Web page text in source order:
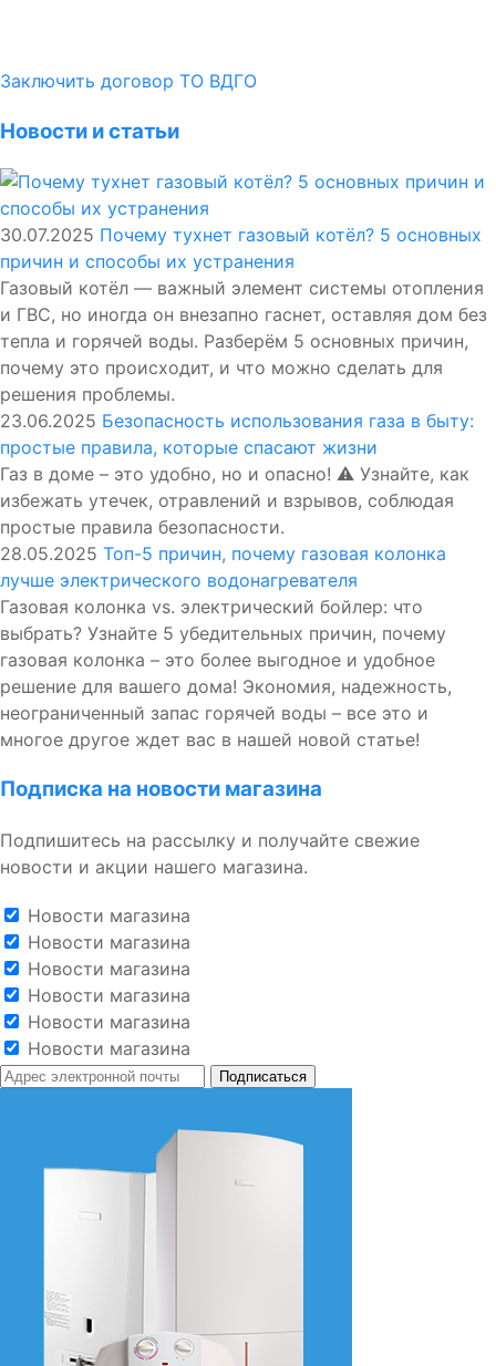
Заключить договор ТО ВДГО
Новости и статьи
30.07.2025 Почему тухнет газовый котёл? 5 основных
причин и способы их устранения
Газовый котёл — важный элемент системы отопления
и ГВС, но иногда он внезапно гаснет, оставляя дом без
тепла и горячей воды. Разберём 5 основных причин,
почему это происходит, и что можно сделать для
решения проблемы.
23.06.2025 Безопасность использования газа в быту:
простые правила, которые спасают жизни
Газ в доме – это удобно, но и опасно! ⚠️ Узнайте, как
избежать утечек, отравлений и взрывов, соблюдая
простые правила безопасности.
28.05.2025 Топ-5 причин, почему газовая колонка
лучше электрического водонагревателя
Газовая колонка vs. электрический бойлер: что
выбрать? Узнайте 5 убедительных причин, почему
газовая колонка – это более выгодное и удобное
решение для вашего дома! Экономия, надежность,
неограниченный запас горячей воды – все это и
многое другое ждет вас в нашей новой статье!
Подписка на новости магазина
Подпишитесь на рассылку и получайте свежие
новости и акции нашего магазина.
Новости магазина
Новости магазина
Новости магазина
Новости магазина
Новости магазина
Новости магазина